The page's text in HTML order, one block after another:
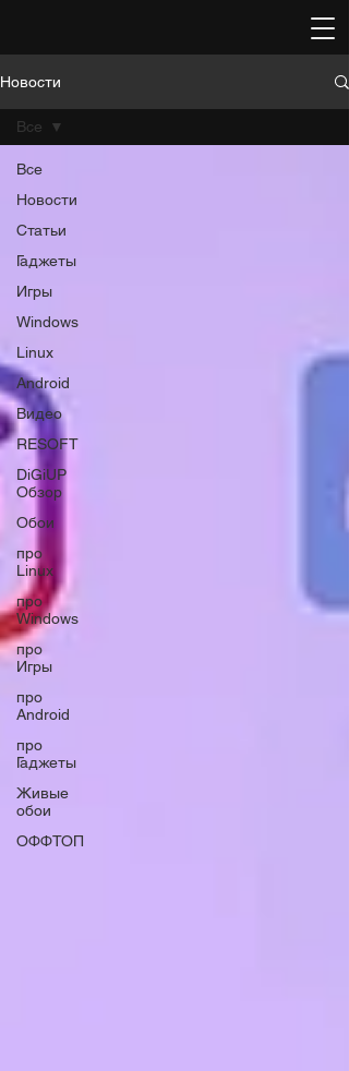
Новости
Все
Новости
Статьи
Гаджеты
Игры
Windows
Linux
Android
Видео
RESOFT
DiGiUP
Обзор
Обои
про
Linux
про
Windows
про
Игры
про
Android
про
Гаджеты
Живые
обои
ОФФТОП
Все